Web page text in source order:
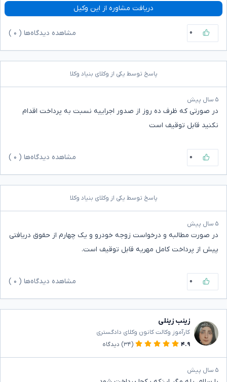
دریافت مشاوره از این وکیل
۰ مشاهده دیدگاه‌ها ( ۰
پاسخ توسط یکی از وکلای بنیاد وکلا
۵ سال پیش
در صورتی که ظرف ده روز از صدور اجراییه نسبت به پرداخت اقدام
نکنید قابل توقیف است
۰ مشاهده دیدگاه‌ها ( ۰
پاسخ توسط یکی از وکلای بنیاد وکلا
۵ سال پیش
در صورت مطالبه و درخواست زوجه خودرو و یک چهارم از حقوق دریافتی
پیش از پرداخت کامل مهریه قابل توقیف است.
۰ مشاهده دیدگاه‌ها ( ۰
زینب زینلی
کارآموز وکالت کانون وکلای دادگستری
۴.۹
(۳۴) دیدگاه
۵ سال پیش